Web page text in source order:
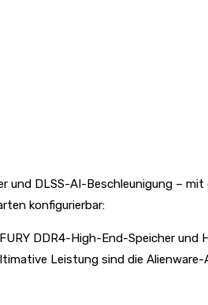
und DLSS-AI-Beschleunigung –
konfigurierbar:
DDR4-High-End-Speicher
Leistung sind die